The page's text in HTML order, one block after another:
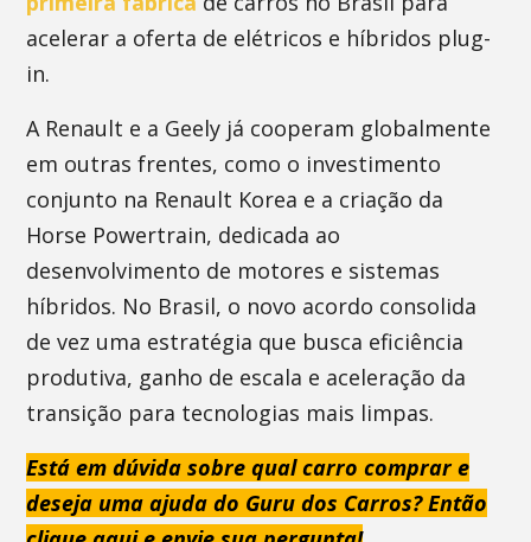
acelerar a oferta de elétricos e híbridos plug-
in.
A Renault e a Geely já cooperam globalmente
em outras frentes, como o investimento
conjunto na Renault Korea e a criação da
Horse Powertrain, dedicada ao
desenvolvimento de motores e sistemas
híbridos. No Brasil, o novo acordo consolida
de vez uma estratégia que busca eficiência
produtiva, ganho de escala e aceleração da
transição para tecnologias mais limpas.
Está em dúvida sobre qual carro comprar e
deseja uma ajuda do Guru dos Carros? Então